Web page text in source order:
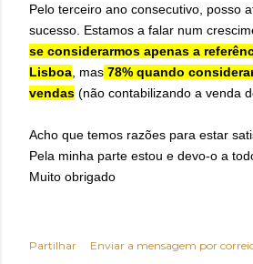
Pelo terceiro ano consecutivo, posso
sucesso. Estamos a falar num
se considerarmos apenas a
Lisboa , mas 78% quando
vendas (não contabilizando a venda
Acho que temos razões para estar
Pela minha parte estou e devo-o a
Muito obrigado
Partilhar
Enviar a mensagem por